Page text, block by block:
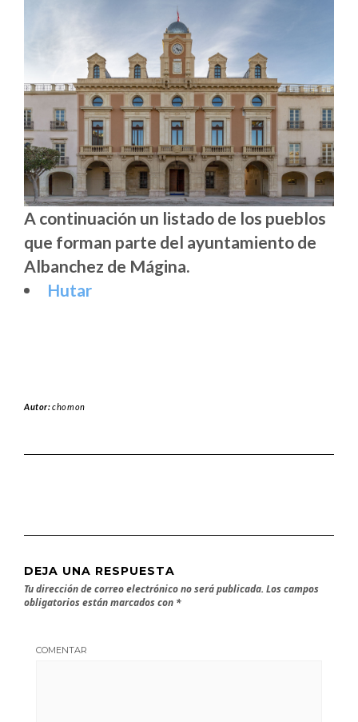
A continuación un listado de los pueblos
que forman parte del ayuntamiento de
Albanchez de Mágina.
Hutar
Autor:chomon
DEJA UNA RESPUESTA
Tu dirección de correo electrónico no será publicada. Los campos
obligatorios están marcados con *
COMENTAR